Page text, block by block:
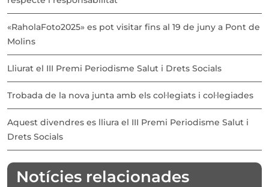
«RaholaFoto2025» es pot visitar fins al 19 de juny a Pont de
Molins
Lliurat el III Premi Periodisme Salut i Drets Socials
Trobada de la nova junta amb els col·legiats i col·legiades
Aquest divendres es lliura el III Premi Periodisme Salut i
Drets Socials
Notícies relacionades